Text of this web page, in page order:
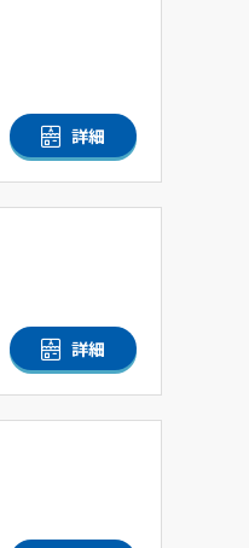
詳細
詳細